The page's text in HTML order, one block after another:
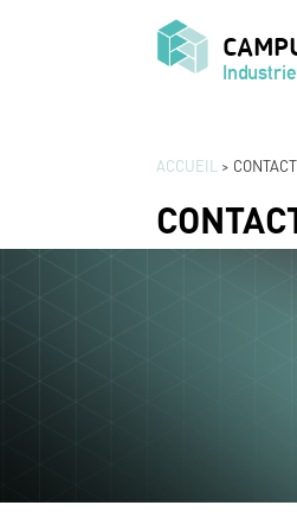
ACCUEIL > CONTACT